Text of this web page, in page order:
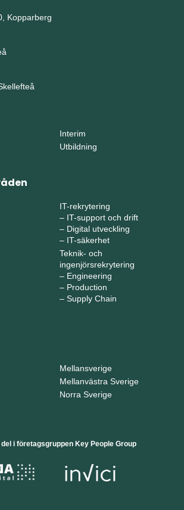
Kopparberg
Interim
Utbildning
IT-rekrytering
– IT-support och drift
– Digital utveckling
– IT-säkerhet
Teknik- och
ingenjörsrekrytering
– Engineering
– Production
– Supply Chain
Mellansverige
Mellanvästra Sverige
Norra Sverige
del i företagsgruppen Key People Group